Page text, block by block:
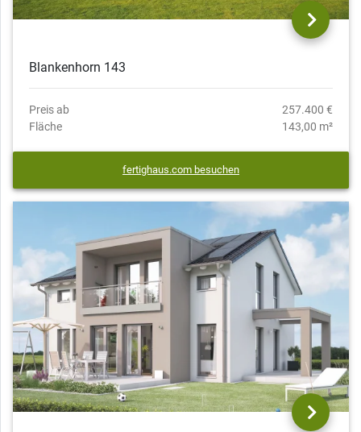
Blankenhorn 143
Preis ab
257.400 €
Fläche
143,00 m²
fertighaus.com besuchen